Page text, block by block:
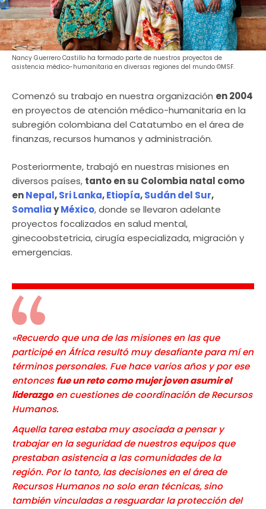
Nancy Guerrero Castillo ha formado parte de nuestros proyectos de
asistencia médico-humanitaria en diversas regiones del mundo ©MSF.
Comenzó su trabajo en nuestra organización en 2004
en proyectos de atención médico-humanitaria en la
subregión colombiana del Catatumbo en el área de
finanzas, recursos humanos y administración.
Posteriormente, trabajó en nuestras misiones en
diversos países, tanto en su Colombia natal como
enNepal,Sri Lanka,Etiopía,Sudán del Sur,
SomaliayMéxico, donde se llevaron adelante
proyectos focalizados en salud mental,
ginecoobstetricia, cirugía especializada, migración y
emergencias.
«Recuerdo que una de las misiones en las que
participé en África resultó muy desafiante para mí en
términos personales. Fue hace varios años y por ese
entoncesfue un reto como mujer joven asumir el
liderazgoen cuestiones de coordinación de Recursos
Humanos.
Aquella tarea estaba muy asociada a pensar y
trabajar en la seguridad de nuestros equipos que
prestaban asistencia a las comunidades de la
región. Por lo tanto, las decisiones en el área de
Recursos Humanos no solo eran técnicas, sino
también vinculadas a resguardar la protección del